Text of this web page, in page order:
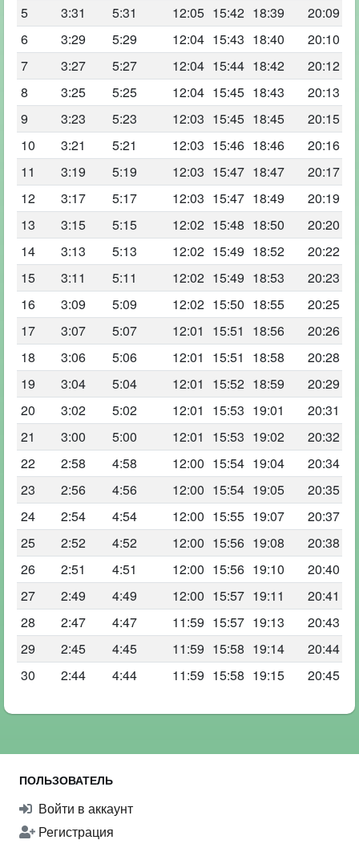
5
3:31 5:31 12:05 15:42 18:39
20:09
6
3:29 5:29 12:04 15:43 18:40
20:10
7
3:27 5:27 12:04 15:44 18:42
20:12
8
3:25 5:25 12:04 15:45 18:43
20:13
9
3:23 5:23 12:03 15:45 18:45
20:15
10
3:21 5:21 12:03 15:46 18:46
20:16
11
3:19 5:19 12:03 15:47 18:47
20:17
12
3:17 5:17 12:03 15:47 18:49
20:19
13
3:15 5:15 12:02 15:48 18:50
20:20
14
3:13 5:13 12:02 15:49 18:52
20:22
15
3:11 5:11 12:02 15:49 18:53
20:23
16
3:09 5:09 12:02 15:50 18:55
20:25
17
3:07 5:07 12:01 15:51 18:56
20:26
18
3:06 5:06 12:01 15:51 18:58
20:28
19
3:04 5:04 12:01 15:52 18:59
20:29
20
3:02 5:02 12:01 15:53 19:01
20:31
21
3:00 5:00 12:01 15:53 19:02
20:32
22
2:58 4:58 12:00 15:54 19:04
20:34
23
2:56 4:56 12:00 15:54 19:05
20:35
24
2:54 4:54 12:00 15:55 19:07
20:37
25
2:52 4:52 12:00 15:56 19:08
20:38
26
2:51 4:51 12:00 15:56 19:10
20:40
27
2:49 4:49 12:00 15:57 19:11
20:41
28
2:47 4:47 11:59 15:57 19:13
20:43
29
2:45 4:45 11:59 15:58 19:14
20:44
30
2:44 4:44 11:59 15:58 19:15 20:45
ПОЛЬЗОВАТЕЛЬ
Войти в аккаунт
Регистрация